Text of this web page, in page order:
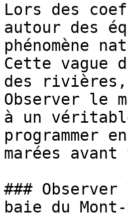
Lors des
autour des
phénomène
Cette vague
des rivières,
Observer le
à un
programmer
marées
###
baie du